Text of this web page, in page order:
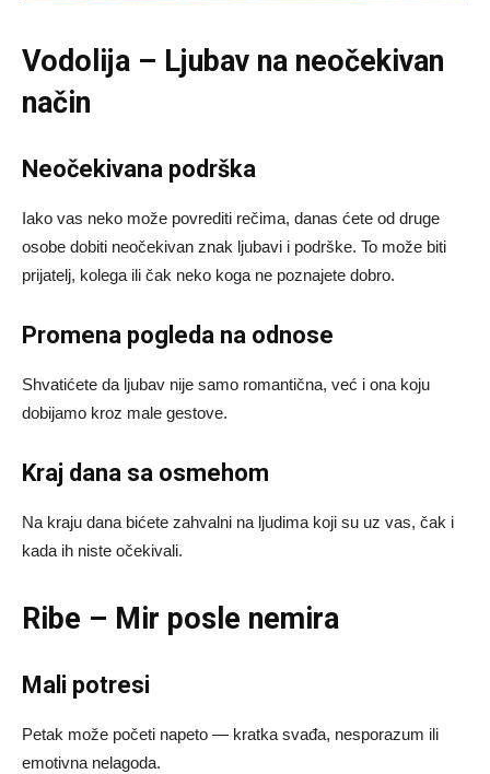
Vodolija – Ljubav na neočekivan
način
Neočekivana podrška
Iako vas neko može povrediti rečima, danas ćete od druge
osobe dobiti neočekivan znak ljubavi i podrške. To može biti
prijatelj, kolega ili čak neko koga ne poznajete dobro.
Promena pogleda na odnose
Shvatićete da ljubav nije samo romantična, već i ona koju
dobijamo kroz male gestove.
Kraj dana sa osmehom
Na kraju dana bićete zahvalni na ljudima koji su uz vas, čak i
kada ih niste očekivali.
Ribe – Mir posle nemira
Mali potresi
Petak može početi napeto — kratka svađa, nesporazum ili
emotivna nelagoda.